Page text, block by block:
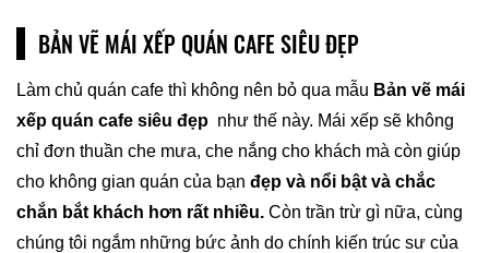
BẢN VẼ MÁI XẾP QUÁN CAFE SIÊU ĐẸP
Làm chủ quán cafe thì không nên bỏ qua mẫu Bản vẽ mái
xếp quán cafe siêu đẹp như thế này. Mái xếp sẽ không
chỉ đơn thuần che mưa, che nắng cho khách mà còn giúp
cho không gian quán của bạn đẹp và nổi bật và chắc
chắn bắt khách hơn rất nhiều. Còn trần trừ gì nữa, cùng
chúng tôi ngắm những bức ảnh do chính kiến trúc sư của